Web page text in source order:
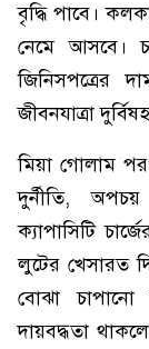
বৃদ্ধি পাবে।
নেমে আসবে।
জিনিসপত্রের
জীবনযাত্রা
মিয়া গোলাম
দুর্নীতি,
ক্যাপাসিটি
লুটের খেসারত
বোঝা
দায়বদ্ধতা